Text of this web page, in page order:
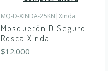
MQ-D-XINDA-25KN |Xinda
Mosquetón D Seguro
Rosca Xinda
$12.000